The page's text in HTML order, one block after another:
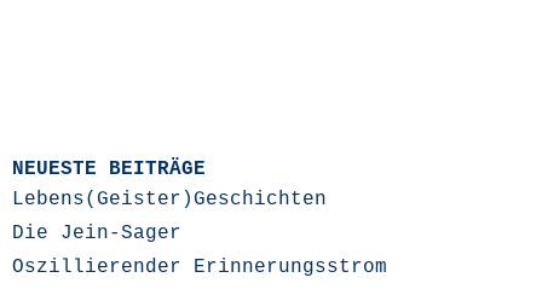
NEUESTE BEITRÄGE
Lebens(Geister)Geschichten
Die Jein-Sager
Oszillierender Erinnerungsstrom